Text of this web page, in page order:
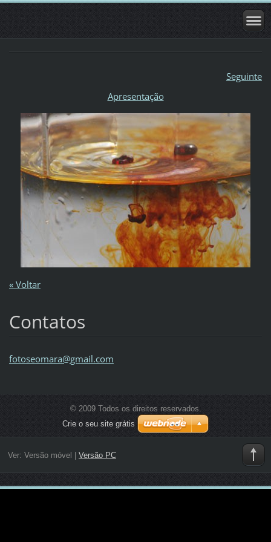
Seguinte
Apresentação
« Voltar
Contatos
fotoseomara@gmail.com
© 2009 Todos os direitos reservados.
Crie o seu site grátis
Ver: Versão móvel Versão PC